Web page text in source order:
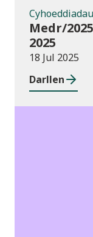
Cyhoeddiadau
Medr/
2025
18 Jul 2025
Darllen